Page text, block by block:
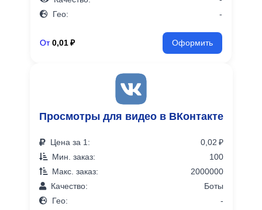
Гео:
-
От 0,01 ₽ Оформить
Просмотры для видео в ВКонтакте
Цена за 1:
0,02 ₽
Мин. заказ:
100
Макс. заказ:
2000000
Качество:
Боты
Гео:
-